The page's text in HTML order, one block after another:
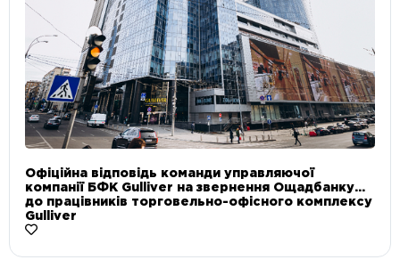
Офіційна відповідь команди управляючої
компанії БФК Gulliver на звернення Ощадбанку
до працівників торговельно-офісного комплексу
Gulliver